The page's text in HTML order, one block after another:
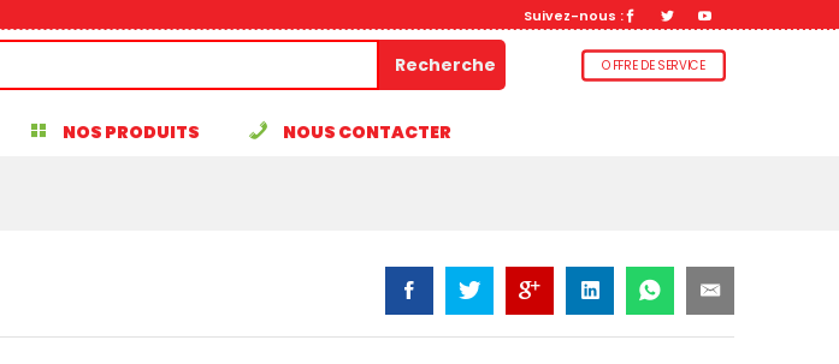
Suivez-nous :
Recherche OFFRE DE SERVICE
NOS PRODUITS NOUS CONTACTER
Add to Cart